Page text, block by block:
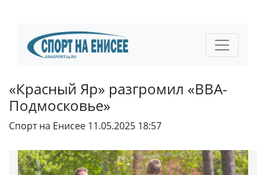
«Красный Яр» разгромил «ВВА-
Подмосковье»
Спорт на Енисее 11.05.2025 18:57